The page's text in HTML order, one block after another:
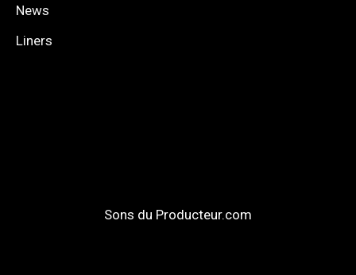
News
Liners
Sons du Producteur.com